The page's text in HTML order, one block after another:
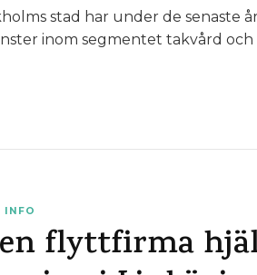
stad har under de senaste
inom segmentet takvård
INFO
flyttfirma